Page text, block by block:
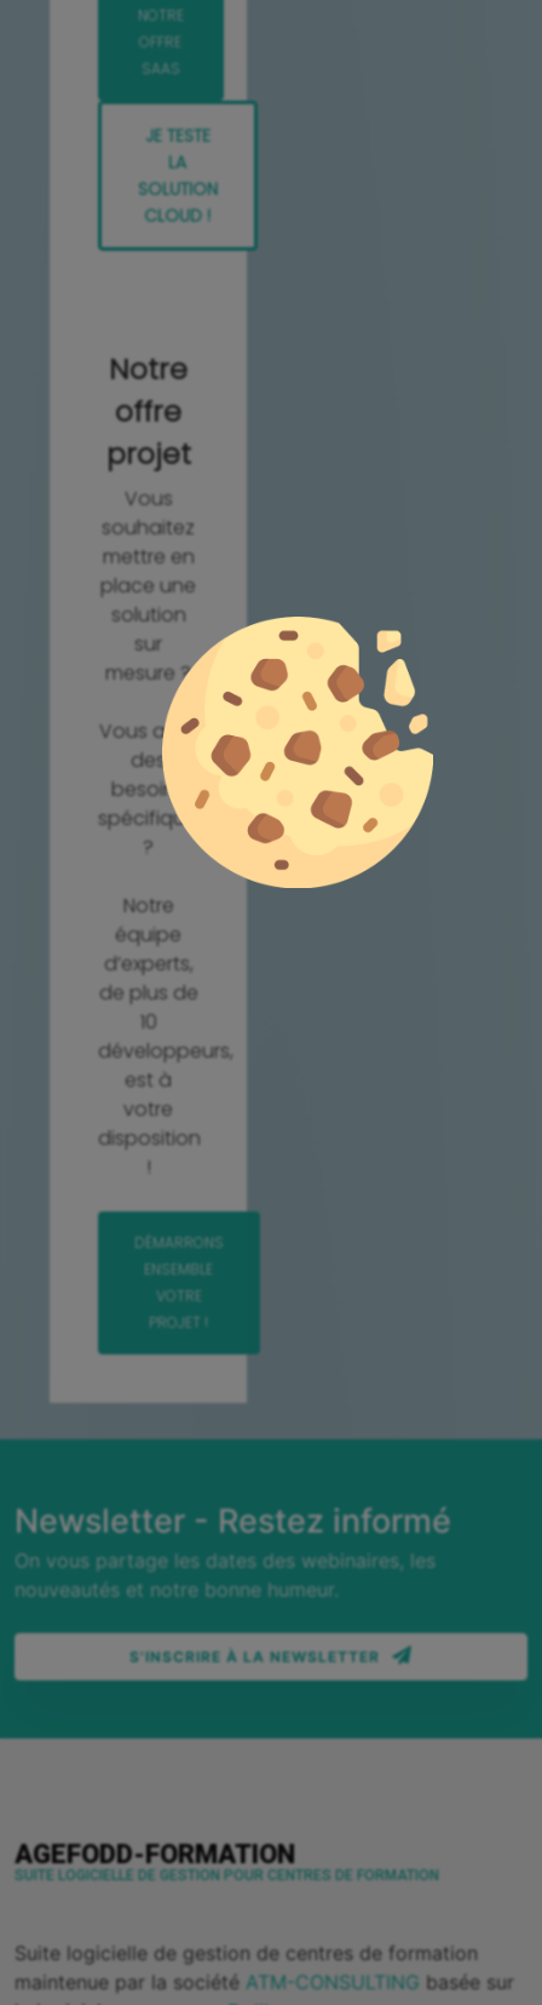
NOTRE
OFFRE
SAAS
JE TESTE
LA
SOLUTION
CLOUD !
Notre
offre
projet
Vous
souhaitez
mettre en
place une
solution
sur
mesure ?
Vous avez
des
besoins
spécifiques
?
Notre
équipe
d’experts,
de plus de
10
développeurs,
est à
votre
disposition
!
DÉMARRONS
ENSEMBLE
VOTRE
PROJET !
Newsletter - Restez informé
On vous partage les dates des webinaires, les
nouveautés et notre bonne humeur.
S'INSCRIRE À LA NEWSLETTER
AGEFODD-FORMATION
SUITE LOGICIELLE DE GESTION POUR CENTRES DE FORMATION
Suite logicielle de gestion de centres de formation
maintenue par la société ATM-CONSULTING basée sur